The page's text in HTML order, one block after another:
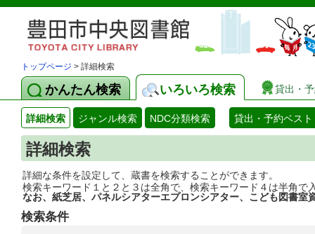
トップページ > 詳細検索
かんたん検索 いろいろ検索 貸出・
詳細検索 ジャンル検索 NDC分類検索 貸出・予約ベスト
詳細検索
詳細な条件を設定して、蔵書を検索することができます。
検索キーワード１と２と３は全角で、検索キーワード４は半角で
なお、紙芝居、パネルシアターエプロンシアター、こども図書室
検索条件